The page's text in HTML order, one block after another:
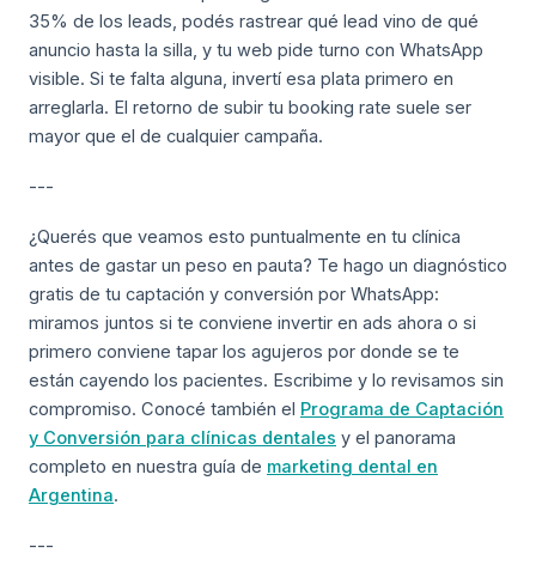
35% de los leads, podés rastrear qué lead vino de qué
anuncio hasta la silla, y tu web pide turno con WhatsApp
visible. Si te falta alguna, invertí esa plata primero en
arreglarla. El retorno de subir tu booking rate suele ser
mayor que el de cualquier campaña.
---
¿Querés que veamos esto puntualmente en tu clínica
antes de gastar un peso en pauta? Te hago un diagnóstico
gratis de tu captación y conversión por WhatsApp:
miramos juntos si te conviene invertir en ads ahora o si
primero conviene tapar los agujeros por donde se te
están cayendo los pacientes. Escribime y lo revisamos sin
compromiso. Conocé también el Programa de Captación
y Conversión para clínicas dentales y el panorama
completo en nuestra guía de marketing dental en
Argentina.
---